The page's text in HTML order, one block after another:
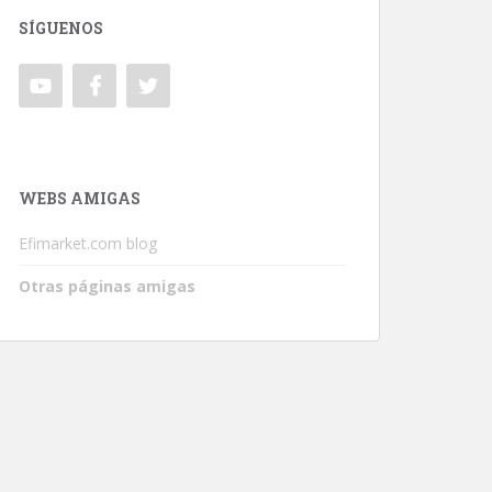
SÍGUENOS
WEBS AMIGAS
Efimarket.com blog
Otras páginas amigas